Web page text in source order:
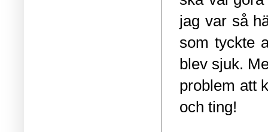
jag var så
som tyckte
blev sjuk.
problem att
och ting!